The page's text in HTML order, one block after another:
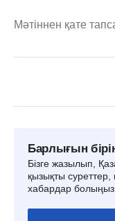
Мәтіннен қате
Барлығын
Бізге жазылып,
қызықты
хабардар болыңыз.